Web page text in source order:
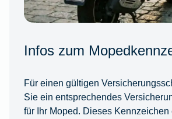
Infos zum
Für einen gültigen
Sie ein entsprechendes
für Ihr Moped. Dieses